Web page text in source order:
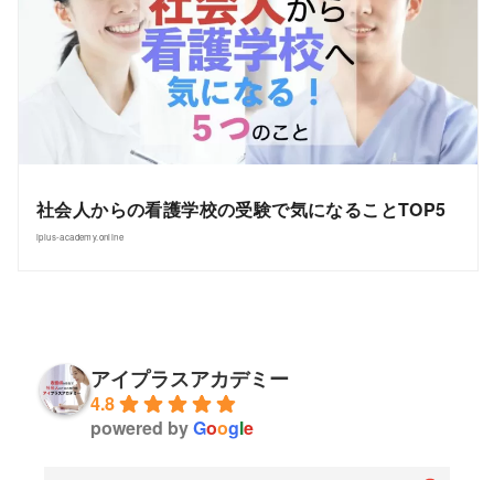
社会人からの看護学校の受験で気になることTOP5
iplus-academy.online
アイプラスアカデミー
4.8
powered byGoogle